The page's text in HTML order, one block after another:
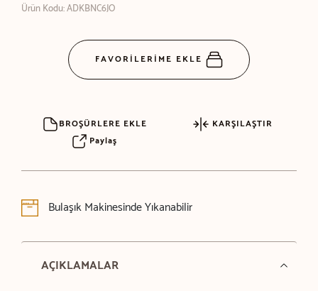
Ürün Kodu: ADKBNC6JO
FAVORİLERİME EKLE
BROŞÜRLERE EKLE
KARŞILAŞTIR
Paylaş
Bulaşık Makinesinde Yıkanabilir
AÇIKLAMALAR